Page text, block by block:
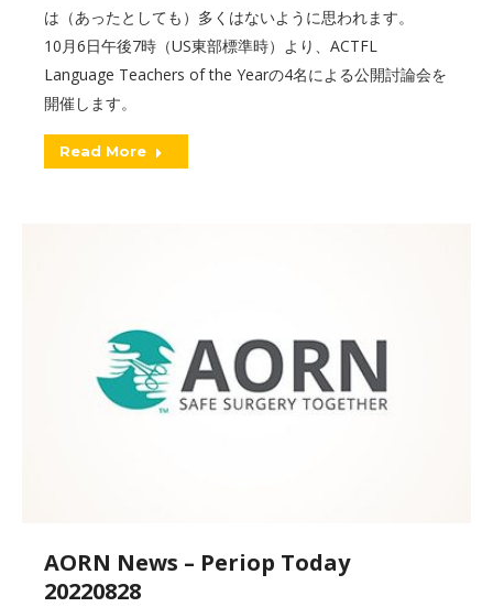
は（あったとしても）多くはないように思われます。
10月6日午後7時（US東部標準時）より、ACTFL
Language Teachers of the Yearの4名による公開討論会を
開催します。
Read More
AORN News – Periop Today
20220828